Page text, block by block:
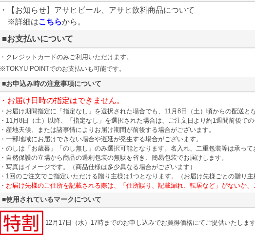
・【お知らせ】アサヒビール、アサヒ飲料商品について
※詳細はこちらから。
■お支払いについて
・クレジットカードのみご利用いただけます。
※TOKYU POINTでのお支払いも可能です。
■お申込み時の注意事項について
・お届け日時の指定はできません。
・お届け期間指定に「指定なし」を選択された場合でも、11月8日（土）頃からの配送
・11月8日（土）以降、「指定なし」を選択された場合は、ご注文日より約1週間前後で
・産地天候、または諸事情によりお届け期間が前後する場合がございます。
・一部地域にお届けできない場合や遅延が発生する場合がございます。
・のしは「お歳暮」「のし無し」のみ選択可能となります。名入れ、二重包装等は承っ
・自然保護の立場から商品の過剰包装の無駄を省き、簡易包装でお届けします。
・写真はイメージです。（商品仕様は多少異なる場合がございます）
・1回のご注文でご指定いただける贈り主様は1つとなります。（お届け先様ごとの贈り
・ お届け先様のご住所を記載される際は、「住所誤り、記載漏れ、転居など」がないか
■使用されているマークについて
12月17日（水）17時までのお申し込みでお買得価格にてご提供いたしま